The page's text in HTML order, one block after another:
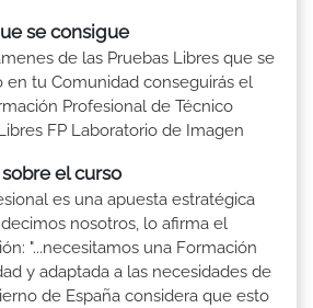
se consigue
de las Pruebas Libres que se
en tu Comunidad conseguirás el
Profesional de Técnico
FP Laboratorio de Imagen
el curso
es una apuesta estratégica
nosotros, lo afirma el
"...necesitamos una Formación
y adaptada a las necesidades de
de España considera que esto